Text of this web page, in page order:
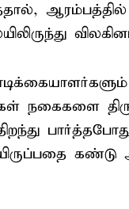
ஆரம்பத்தில்
தங்கள் நகைகளை
கண்டு